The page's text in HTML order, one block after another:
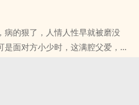
病的狠了，人情人性早就被磨没
面对方小少时，这满腔父爱，到